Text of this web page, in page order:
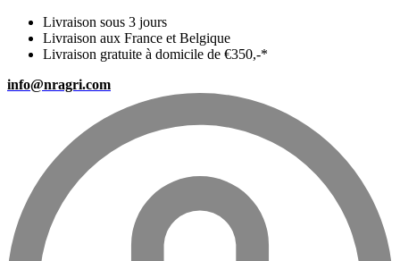
Livraison sous 3 jours
Livraison aux France et Belgique
Livraison gratuite à domicile de €350,-*
info@nragri.com